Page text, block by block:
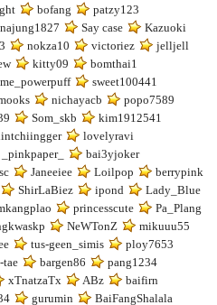
bofang
patzy123
Say case
Kazuoki
nokza10 victoriez
jelljell
kitty09
bomthai1
sweet100441
nichayacb
popo7589
Som_skb
kim1912541
lovelyravi
_pinkpaper_
bai3yjoker
Janeeiee Loilpop
berrypink
ShirLaBiez ipond
Lady_Blue
princesscute
Pa_Plang
NeWTonZ
mikuuu55
tus-geen_simis
ploy7653
tae bargen86
pang1234
xTnatzaTx ABz
baifirn
gurumin
BaiFangShalala